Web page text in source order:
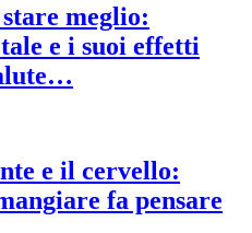
meglio:
e i suoi effetti
e il cervello:
fa pensare